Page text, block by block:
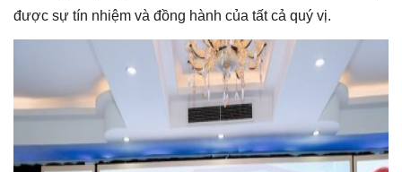
được sự tín nhiệm và đồng hành của tất cả quý vị.